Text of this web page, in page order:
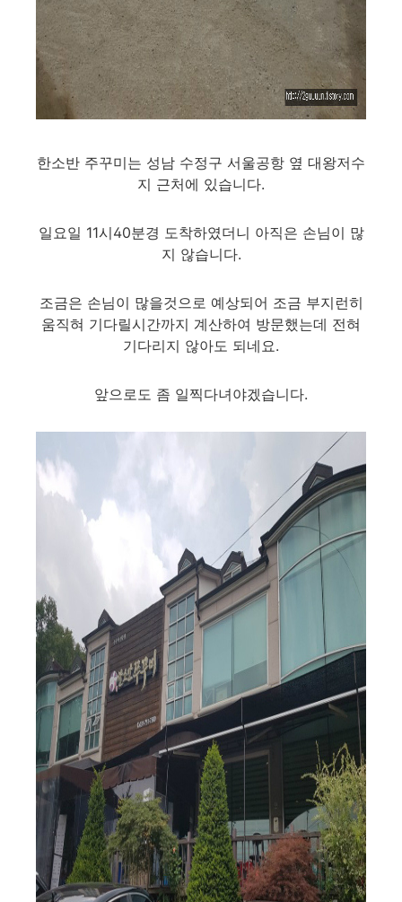
한소반 주꾸미는 성남 수정구 서울공항 옆 대왕저수
지 근처에 있습니다.
일요일 11시40분경 도착하였더니 아직은 손님이 많
지 않습니다.
조금은 손님이 많을것으로 예상되어 조금 부지런히
움직혀 기다릴시간까지 계산하여 방문했는데 전혀
기다리지 않아도 되네요.
앞으로도 좀 일찍다녀야겠습니다.